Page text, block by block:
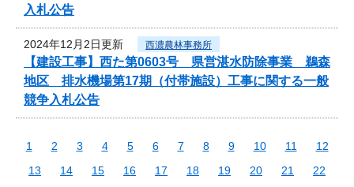
入札公告
2024年12月2日更新 西濃農林事務所
【建設工事】西た第0603号 県営湛水防除事業 鵜森
地区 排水機場第17期（付帯施設）工事に関する一般
競争入札公告
1 2 3 4 5 6 7 8 9 10 11
12
13
14 15 16 17 18 19 20 21
22